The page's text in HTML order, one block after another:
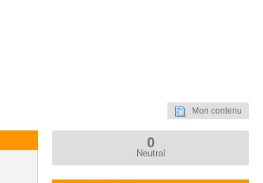
Mon contenu
0
Neutral